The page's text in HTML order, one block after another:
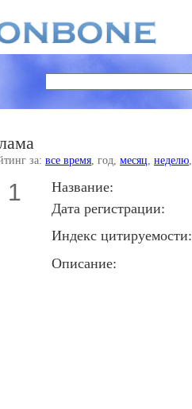
за:все время, год,месяц,неделю
1 Название:
Дата регистрации:
Индекс цитируемости:
Описание: